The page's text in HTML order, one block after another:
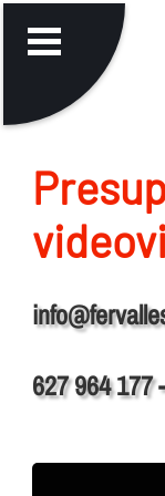
627 964 177